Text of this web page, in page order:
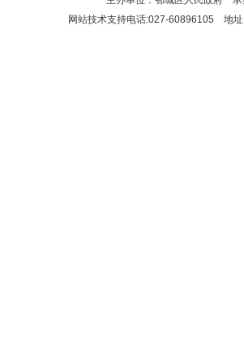
网站技术支持电话:027-60896105 地